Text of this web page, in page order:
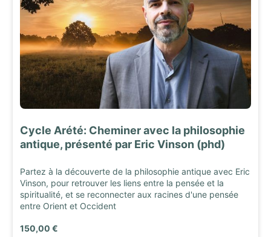
Cycle Arété: Cheminer avec la philosophie
antique, présenté par Eric Vinson (phd)
Partez à la découverte de la philosophie antique avec Eric
Vinson, pour retrouver les liens entre la pensée et la
spiritualité, et se reconnecter aux racines d'une pensée
entre Orient et Occident
150,00 €